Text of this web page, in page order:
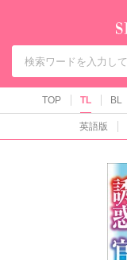
TOP TL BL
英語版